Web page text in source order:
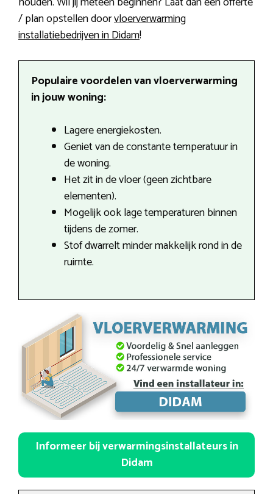
/ plan opstellen doorvloerverwarming
installatiebedrijven in Didam!
Populaire voordelen van vloerverwarming
in jouw woning:
Lagere energiekosten.
Geniet van de constante temperatuur in
de woning.
Het zit in de vloer (geen zichtbare
elementen).
Mogelijk ook lage temperaturen binnen
tijdens de zomer.
Stof dwarrelt minder makkelijk rond in de
ruimte.
Informeer bij verwarmingsinstallateurs in
Didam